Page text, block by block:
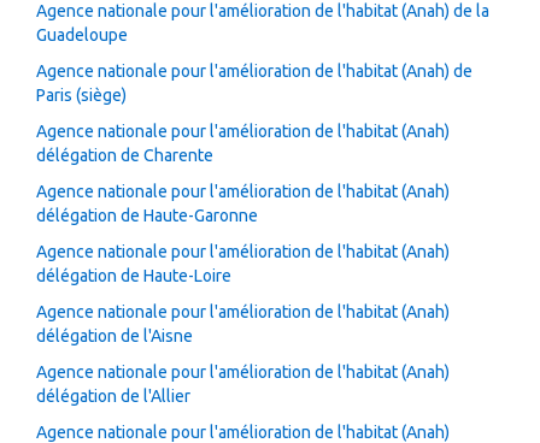
Agence nationale pour l'amélioration de l'habitat (Anah) de la
Guadeloupe
Agence nationale pour l'amélioration de l'habitat (Anah) de
Paris (siège)
Agence nationale pour l'amélioration de l'habitat (Anah)
délégation de Charente
Agence nationale pour l'amélioration de l'habitat (Anah)
délégation de Haute-Garonne
Agence nationale pour l'amélioration de l'habitat (Anah)
délégation de Haute-Loire
Agence nationale pour l'amélioration de l'habitat (Anah)
délégation de l'Aisne
Agence nationale pour l'amélioration de l'habitat (Anah)
délégation de l'Allier
Agence nationale pour l'amélioration de l'habitat (Anah)